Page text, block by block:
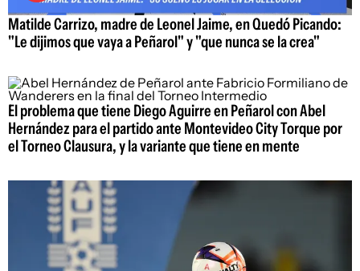
Matilde Carrizo, madre de Leonel Jaime, en Quedó Picando:
"Le dijimos que vaya a Peñarol" y "que nunca se la crea"
El problema que tiene Diego Aguirre en Peñarol con Abel
Hernández para el partido ante Montevideo City Torque por
el Torneo Clausura, y la variante que tiene en mente